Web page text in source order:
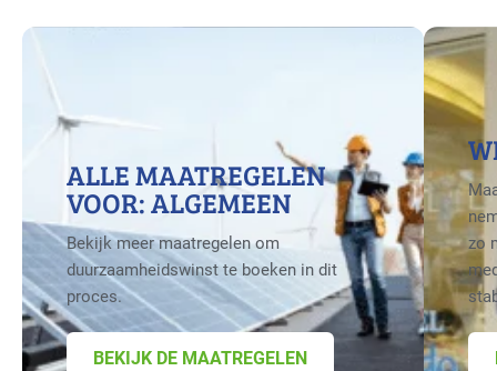
ALLE MAATREGELEN
VOOR: ALGEMEEN
Bekijk meer maatregelen om
duurzaamheidswinst te boeken in dit
proces.
BEKIJK DE MAATREGELEN
zo